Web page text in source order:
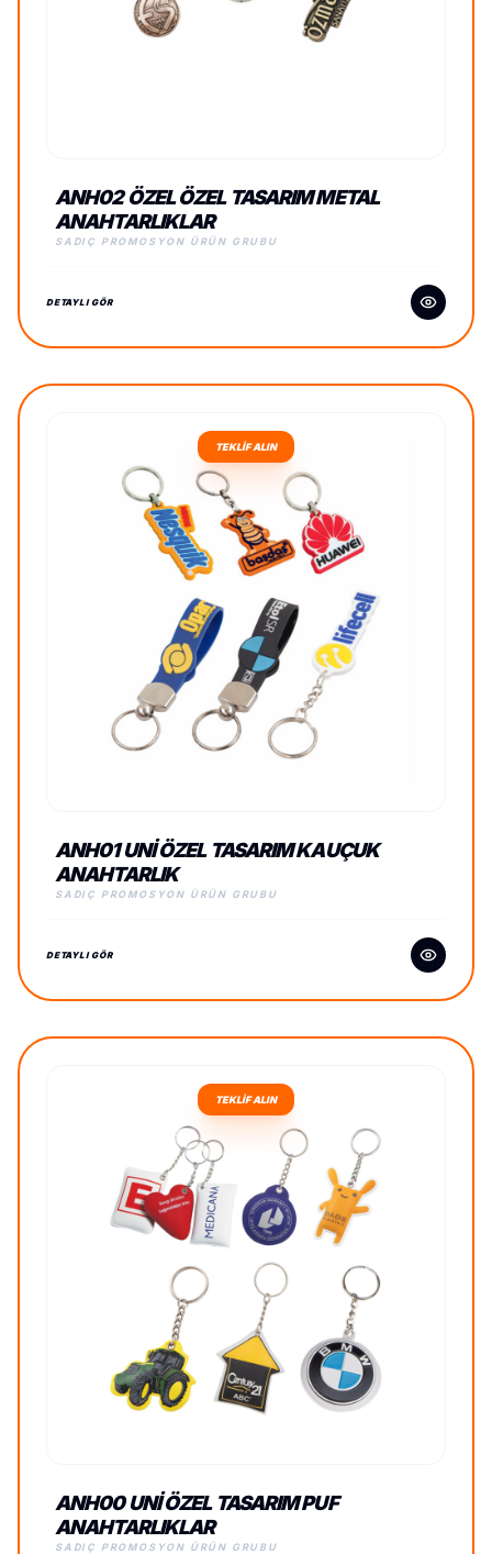
ANH02 ÖZEL ÖZEL TASARIM METAL
ANAHTARLIKLAR
SADIÇ PROMOSYON ÜRÜN GRUBU
DETAYLI GÖR
TEKLİF ALIN
ANH01 UNI ÖZEL TASARIM KAUÇUK
ANAHTARLIK
SADIÇ PROMOSYON ÜRÜN GRUBU
DETAYLI GÖR
TEKLİF ALIN
ANH00 UNI ÖZEL TASARIM PUF
ANAHTARLIKLAR
SADIÇ PROMOSYON ÜRÜN GRUBU